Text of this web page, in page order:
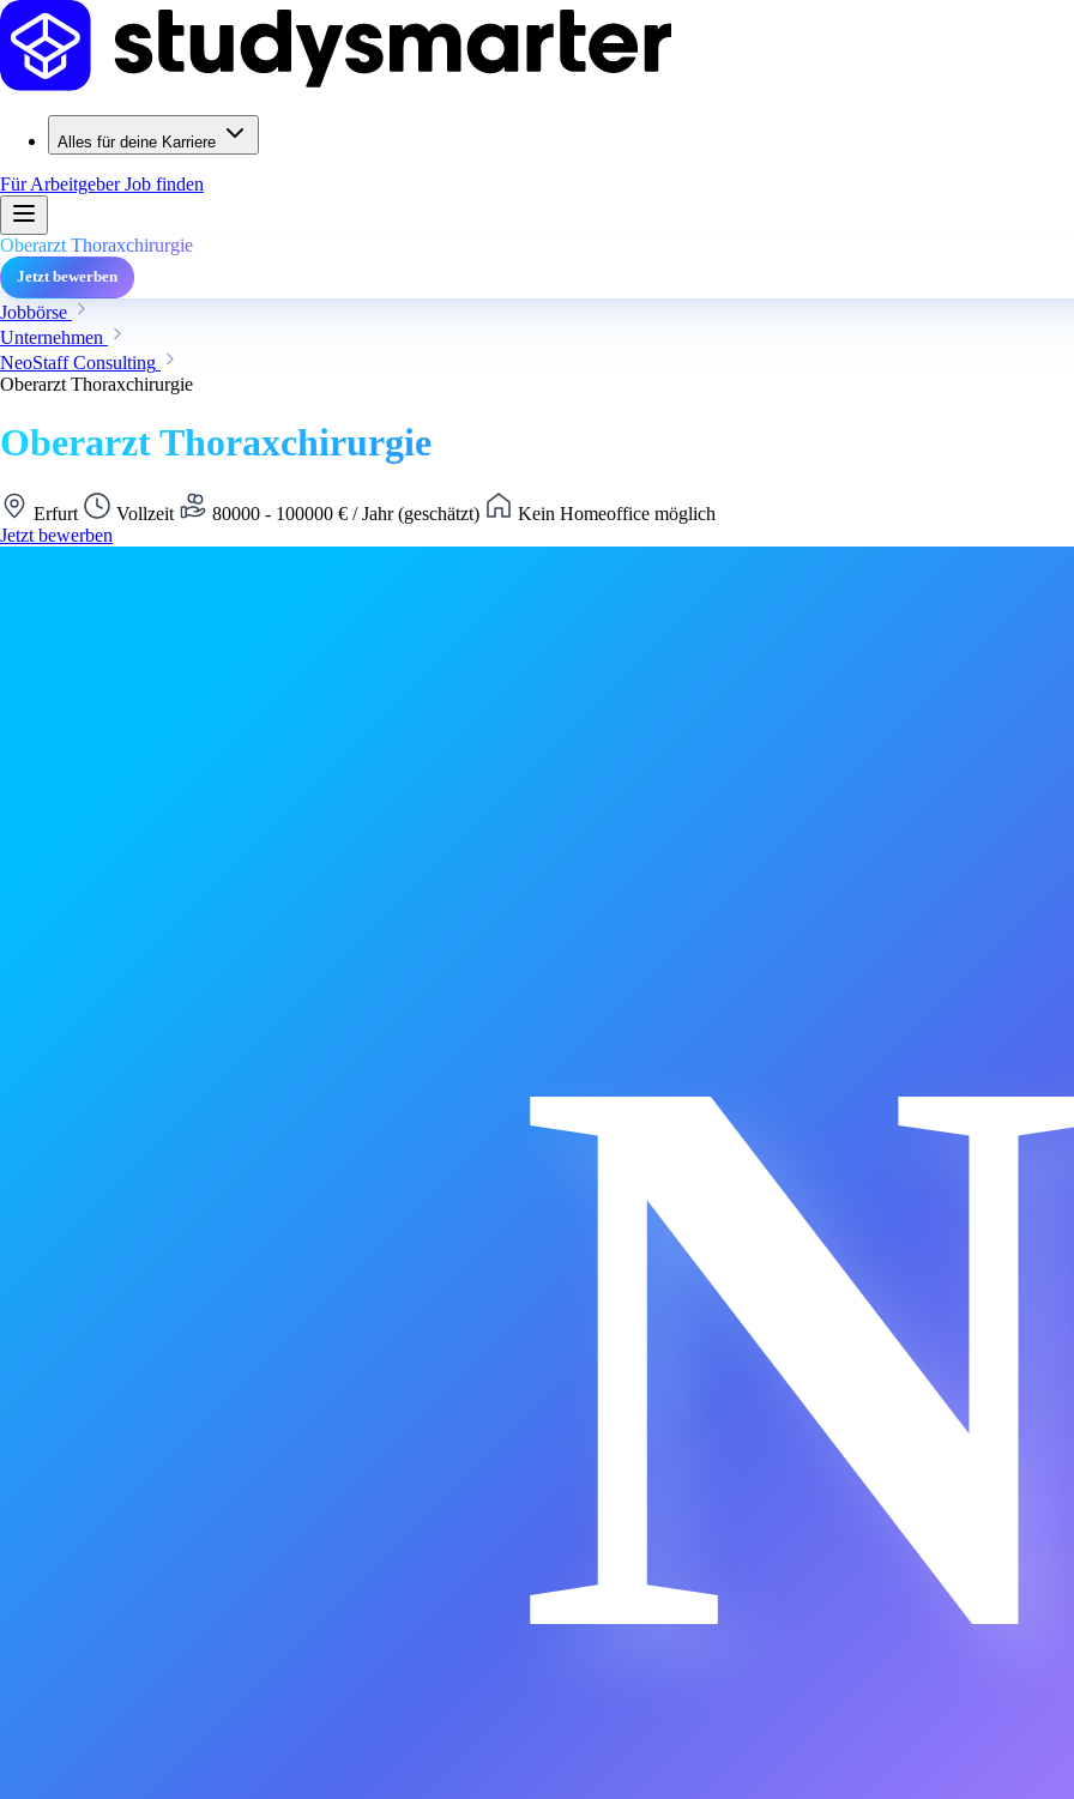
Alles für deine Karriere
Für ArbeitgeberJob finden
Oberarzt Thoraxchirurgie
Jetzt bewerben
Jobbörse
Unternehmen
NeoStaff Consulting
Oberarzt Thoraxchirurgie
Oberarzt Thoraxchirurgie
Erfurt Vollzeit 80000 - 100000 € / Jahr (geschätzt)
Kein Homeoffice möglich
Jetzt bewerben